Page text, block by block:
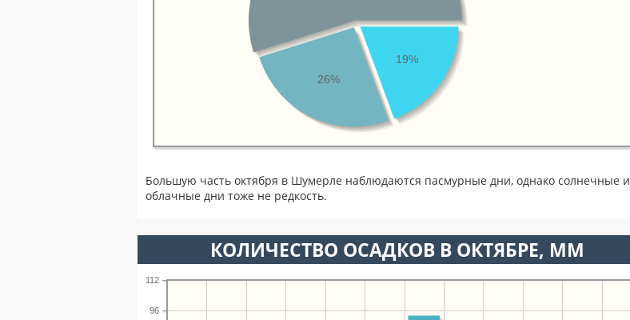
19%
26%
Большую часть октября в Шумерле наблюдаются пасмурные дни, однако солнечные и
облачные дни тоже не редкость.
КОЛИЧЕСТВО ОСАДКОВ В ОКТЯБРЕ, ММ
96
112